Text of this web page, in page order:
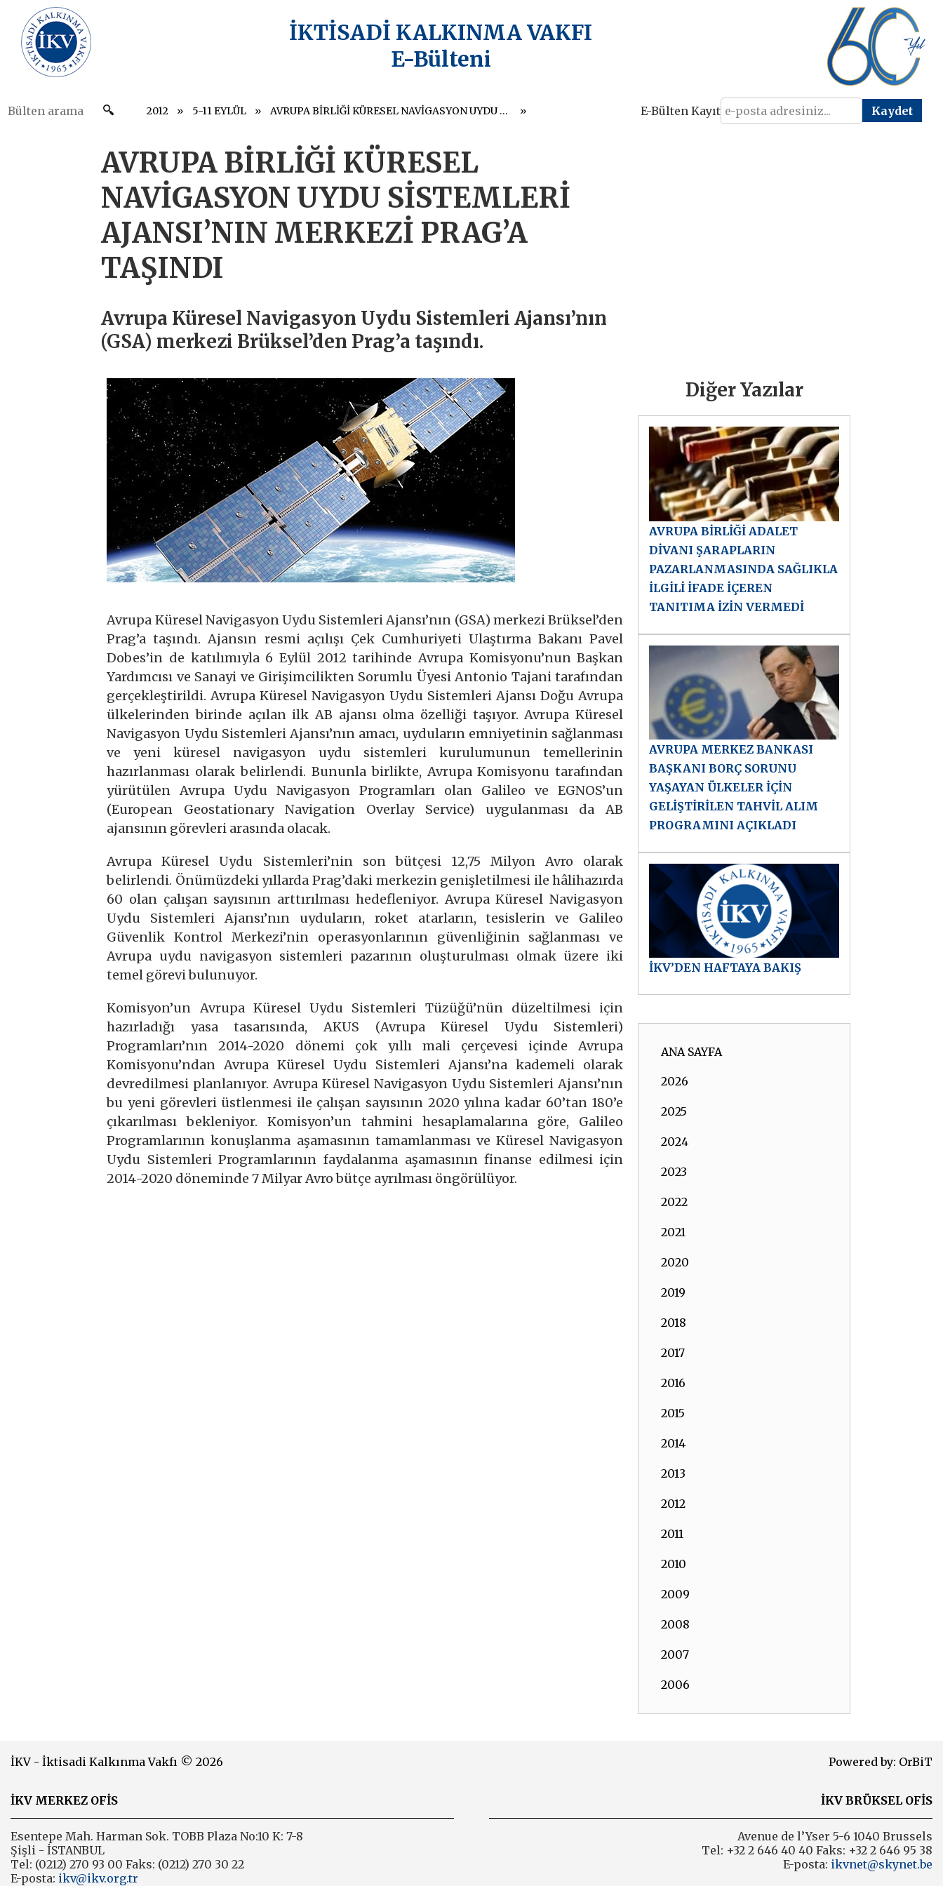
İKTİSADİ KALKINMA VAKFI
E-Bülteni
2012 5-11 EYLÜL AVRUPA BİRLİĞİ KÜRESEL NAVİGASYON UYDU SİSTEMLERİ AJANSI’NIN MERKEZİ PRAG’A TAŞINDI E-Bülten Kayıt
AVRUPA BİRLİĞİ KÜRESEL
NAVİGASYON UYDU SİSTEMLERİ
AJANSI’NIN MERKEZİ PRAG’A
TAŞINDI
Avrupa Küresel Navigasyon Uydu Sistemleri Ajansı’nın
(GSA) merkezi Brüksel’den Prag’a taşındı.
Avrupa Küresel Navigasyon Uydu Sistemleri Ajansı’nın (GSA) merkezi Brüksel’den
Prag’a taşındı. Ajansın resmi açılışı Çek Cumhuriyeti Ulaştırma Bakanı Pavel
Dobes’in de katılımıyla 6 Eylül 2012 tarihinde Avrupa Komisyonu’nun Başkan
Yardımcısı ve Sanayi ve Girişimcilikten Sorumlu Üyesi Antonio Tajani tarafından
gerçekleştirildi. Avrupa Küresel Navigasyon Uydu Sistemleri Ajansı Doğu Avrupa
ülkelerinden birinde açılan ilk AB ajansı olma özelliği taşıyor. Avrupa Küresel
Navigasyon Uydu Sistemleri Ajansı’nın amacı, uyduların emniyetinin sağlanması
ve yeni küresel navigasyon uydu sistemleri kurulumunun temellerinin
hazırlanması olarak belirlendi. Bununla birlikte, Avrupa Komisyonu tarafından
yürütülen Avrupa Uydu Navigasyon Programları olan Galileo ve EGNOS’un
(European Geostationary Navigation Overlay Service) uygulanması da AB
ajansının görevleri arasında olacak.
Avrupa Küresel Uydu Sistemleri’nin son bütçesi 12,75 Milyon Avro olarak
belirlendi. Önümüzdeki yıllarda Prag’daki merkezin genişletilmesi ile hâlihazırda
60 olan çalışan sayısının arttırılması hedefleniyor. Avrupa Küresel Navigasyon
Uydu Sistemleri Ajansı’nın uyduların, roket atarların, tesislerin ve Galileo
Güvenlik Kontrol Merkezi’nin operasyonlarının güvenliğinin sağlanması ve
Avrupa uydu navigasyon sistemleri pazarının oluşturulması olmak üzere iki
temel görevi bulunuyor.
Komisyon’un Avrupa Küresel Uydu Sistemleri Tüzüğü’nün düzeltilmesi için
hazırladığı yasa tasarısında, AKUS (Avrupa Küresel Uydu Sistemleri)
Programları’nın 2014-2020 dönemi çok yıllı mali çerçevesi içinde Avrupa
Komisyonu’ndan Avrupa Küresel Uydu Sistemleri Ajansı’na kademeli olarak
devredilmesi planlanıyor. Avrupa Küresel Navigasyon Uydu Sistemleri Ajansı’nın
bu yeni görevleri üstlenmesi ile çalışan sayısının 2020 yılına kadar 60’tan 180’e
çıkarılması bekleniyor. Komisyon’un tahmini hesaplamalarına göre, Galileo
Programlarının konuşlanma aşamasının tamamlanması ve Küresel Navigasyon
Uydu Sistemleri Programlarının faydalanma aşamasının finanse edilmesi için
2014-2020 döneminde 7 Milyar Avro bütçe ayrılması öngörülüyor.
Diğer Yazılar
AVRUPA BİRLİĞİ ADALET
DİVANI ŞARAPLARIN
PAZARLANMASINDA SAĞLIKLA
İLGİLİ İFADE İÇEREN
TANITIMA İZİN VERMEDİ
AVRUPA MERKEZ BANKASI
BAŞKANI BORÇ SORUNU
YAŞAYAN ÜLKELER İÇİN
GELİŞTİRİLEN TAHVİL ALIM
PROGRAMINI AÇIKLADI
İKV’DEN HAFTAYA BAKIŞ
ANA SAYFA
2026
2025
2024
2023
2022
2021
2020
2019
2018
2017
2016
2015
2014
2013
2012
2011
2010
2009
2008
2007
2006
İKV - İktisadi Kalkınma Vakfı © 2026 Powered by: OrBiT
İKV MERKEZ OFİS
Esentepe Mah. Harman Sok. TOBB Plaza No:10 K: 7-8
Şişli - İSTANBUL
Tel: (0212) 270 93 00 Faks: (0212) 270 30 22
E-posta: ikv@ikv.org.tr
İKV BRÜKSEL OFİS
Avenue de l’Yser 5-6 1040 Brussels
Tel: +32 2 646 40 40 Faks: +32 2 646 95 38
E-posta: ikvnet@skynet.be